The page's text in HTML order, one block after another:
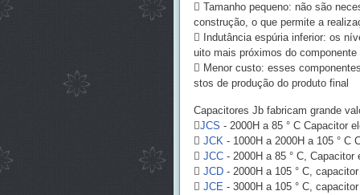
 Tamanho pequeno: não são
construção, o que permite a
 Indutância espúria inferior: os
uito mais próximos do
 Menor custo: esses
stos de produção do produto final
Capacitores Jb fabricam grande
JCS - 2000H a 85 ° C Capacitor
 JCK- 1000H a 2000H a 105 ° C
 JCC- 2000H a 85 ° C, Capacitor
 JCD- 2000H a 105 ° C,
 JCE - 3000H a 105 ° C,